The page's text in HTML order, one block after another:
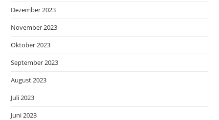
Dezember 2023
November 2023
Oktober 2023
September 2023
August 2023
Juli 2023
Juni 2023